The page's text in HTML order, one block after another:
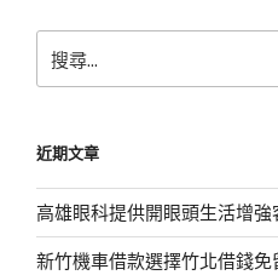
尋
字:
近期文章
高雄眼科提供開眼頭生活增
新竹機車借款選擇竹北借錢